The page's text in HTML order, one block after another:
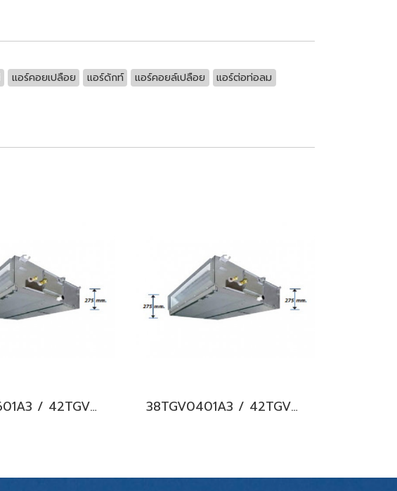
แอร์คอยเปลือย แอร์ดักท์ แอร์คอยล์เปลือย
แอร์ต่อท่อลม
38TGV0601A3 / 42TGV0601BP แอร์แคเรียร์ รุ่นต่อท่อลม/คอยล์เปลือย ระบบอินเวอร์เตอร์ Carrier Ducted Type Inverter น้ำยา R32 (380V./ไฟ 3 เฟส) พร้อมบริการติดตั้ง 38TGV0401A3 / 42TGV0401BP แอร์แคเรียร์ รุ่นต่อท่อลม/คอยล์เปลือย ระบบอินเวอร์เตอร์ Carrier Ducted Type Inverter น้ำยา R32 (380V./ไฟ 3 เฟส) พร้อมบริการติดตั้ง